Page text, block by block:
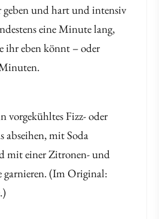
geben und hart und intensiv
eine Minute lang,
ihr eben könnt – oder
vorgekühltes Fizz- oder
abseihen, mit Soda
mit einer Zitronen- und
garnieren. (Im Original: